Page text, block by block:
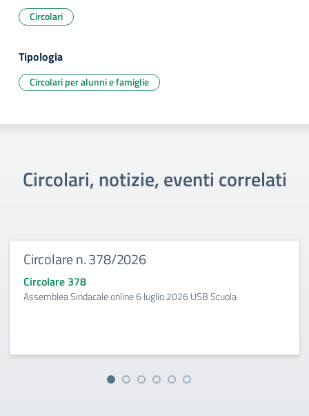
Circolari
Tipologia
Circolari per alunni e famiglie
Circolari, notizie, eventi correlati
Circolare n. 378/2026
Circolare 378
Assemblea Sindacale online 6 luglio 2026 USB Scuola